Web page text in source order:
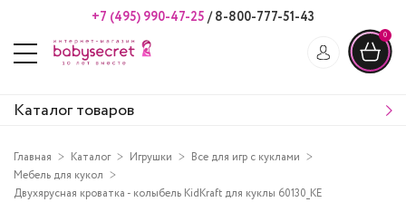
+7 (495) 990-47-25 /8-800-777-51-43
0
Каталог товаров
Главная Каталог Игрушки
Все для игр с куклами
Мебель для кукол
Двухярусная кроватка - колыбель KidKraft для куклы 60130_KE